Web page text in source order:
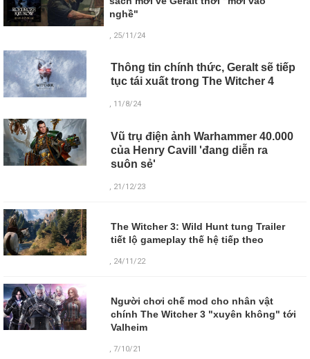
nghề"
, 25/11/24
Thông tin chính thức, Geralt sẽ tiếp
tục tái xuất trong The Witcher 4
, 11/8/24
Vũ trụ điện ảnh Warhammer 40.000
của Henry Cavill 'đang diễn ra
suôn sẻ'
, 21/12/23
The Witcher 3: Wild Hunt tung Trailer
tiết lộ gameplay thế hệ tiếp theo
, 24/11/22
Người chơi chế mod cho nhân vật
chính The Witcher 3 "xuyên không" tới
Valheim
, 7/10/21